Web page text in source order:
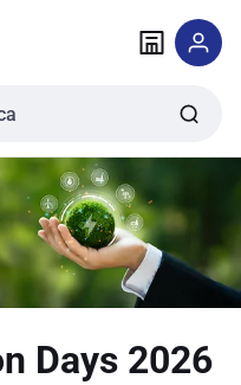
Days 2026